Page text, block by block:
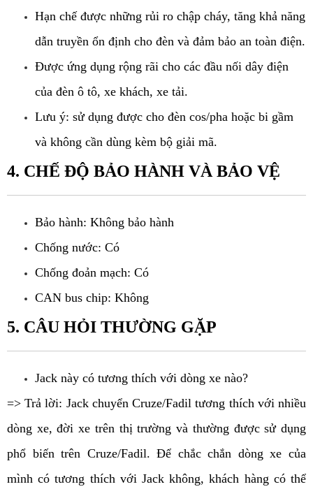
Hạn chế được những rủi ro chập cháy, tăng khả năng
dẫn truyền ổn định cho đèn và đảm bảo an toàn điện.
Được ứng dụng rộng rãi cho các đầu nối dây điện
của đèn ô tô, xe khách, xe tải.
Lưu ý: sử dụng được cho đèn cos/pha hoặc bi gầm
và không cần dùng kèm bộ giải mã.
4. CHẾ ĐỘ BẢO HÀNH VÀ BẢO VỆ
Bảo hành: Không bảo hành
Chống nước: Có
Chống đoản mạch: Có
CAN bus chip: Không
5. CÂU HỎI THƯỜNG GẶP
Jack này có tương thích với dòng xe nào?
=> Trả lời: Jack chuyển Cruze/Fadil tương thích với nhiều
dòng xe, đời xe trên thị trường và thường được sử dụng
phổ biến trên Cruze/Fadil. Để chắc chắn dòng xe của
mình có tương thích với Jack không, khách hàng có thể